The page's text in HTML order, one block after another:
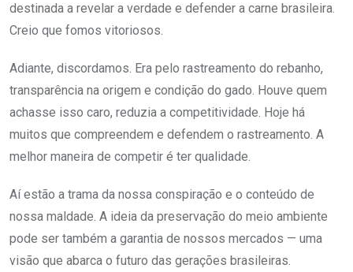
destinada a revelar a verdade e defender a carne brasileira.
Creio que fomos vitoriosos.
Adiante, discordamos. Era pelo rastreamento do rebanho,
transparência na origem e condição do gado. Houve quem
achasse isso caro, reduzia a competitividade. Hoje há
muitos que compreendem e defendem o rastreamento. A
melhor maneira de competir é ter qualidade.
Aí estão a trama da nossa conspiração e o conteúdo de
nossa maldade. A ideia da preservação do meio ambiente
pode ser também a garantia de nossos mercados — uma
visão que abarca o futuro das gerações brasileiras.